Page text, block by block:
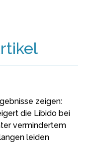
zeigen:
die Libido bei
vermindertem
leiden